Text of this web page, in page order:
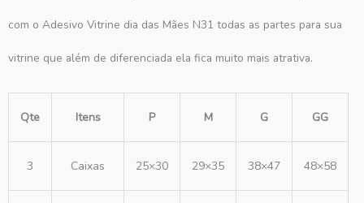
com o Adesivo Vitrine dia das Mães N31 todas as partes para sua
vitrine que além de diferenciada ela fica muito mais atrativa.
Qte Itens P M G GG
3 Caixas 25×30 29×35 38×47 48×58